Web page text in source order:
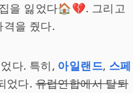
을 잃었다🏠💔. 그리고
을 줬다.
다. 특히, 아일랜드, 스페
었다.유럽연합에서 탈퇴